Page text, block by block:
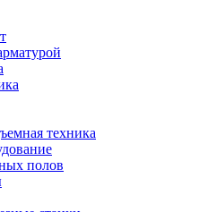
техника
полов